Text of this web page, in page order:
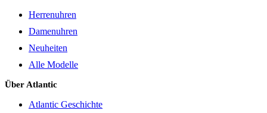
Herrenuhren
Damenuhren
Neuheiten
Alle Modelle
Über Atlantic
Atlantic Geschichte